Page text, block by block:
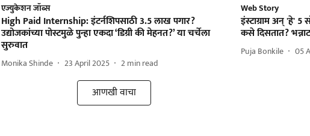
एज्युकेशन जॉब्स
High Paid Internship: इंटर्नशिपसाठी 3.5 लाख पगार?
उद्योजकांच्या पोस्टमुळे पुन्हा एकदा ‘डिग्री की मेहनत?’ या चर्चेला
सुरुवात
Monika Shinde 23 April 2025 2min read
Web Story
इंस्टाग्राम अन् 'हे'
कसे दिसतात?
Puja Bonkile 05
आणखी वाचा